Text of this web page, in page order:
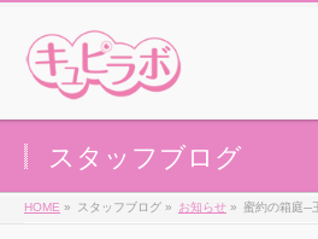
スタッフブログ
HOME » スタッフブログ » お知らせ » 蜜約の箱庭─